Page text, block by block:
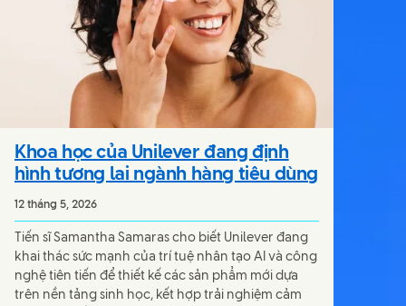
Khoa học của Unilever đang định
hình tương lai ngành hàng tiêu dùng
12 tháng 5, 2026
Tiến sĩ Samantha Samaras cho biết Unilever đang
khai thác sức mạnh của trí tuệ nhân tạo AI và công
nghệ tiên tiến để thiết kế các sản phẩm mới dựa
trên nền tảng sinh học, kết hợp trải nghiệm cảm